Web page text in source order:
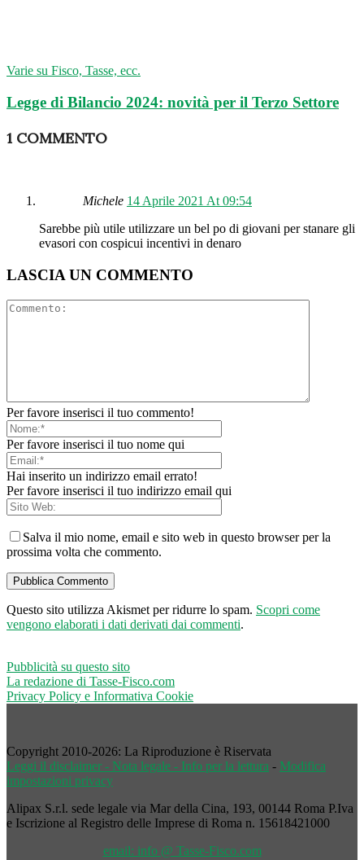
Varie su Fisco, Tasse, ecc.
Legge di Bilancio 2024: novità per il Terzo Settore
1 COMMENTO
Michele 14 Aprile 2021 At 09:54
Sarebbe più utile utilizzare un bel po di giovani per stanare gli
evasori con cospicui incentivi in denaro
LASCIA UN COMMENTO
Per favore inserisci il tuo commento!
Per favore inserisci il tuo nome qui
Hai inserito un indirizzo email errato!
Per favore inserisci il tuo indirizzo email qui
Salva il mio nome, email e sito web in questo browser per la
prossima volta che commento.
Questo sito utilizza Akismet per ridurre lo spam. Scopri come
vengono elaborati i dati derivati dai commenti.
Pubblicità su questo sito
La redazione di Tasse-Fisco.com
Privacy Policy e Informativa Cookie
Copyright 2010-2026: La Riproduzione è Riservata
Leggi il disclaimer - Nota legale - Info per la lettura - Modifica
impostazioni privacy
Alipax S.r.l. sede legale via Mar della Cina, 193, 00144 Roma P.Iva
e Iscrizione al Registro delle Imprese di Roma n. 15618421000
email: info @ Tasse-Fisco.com